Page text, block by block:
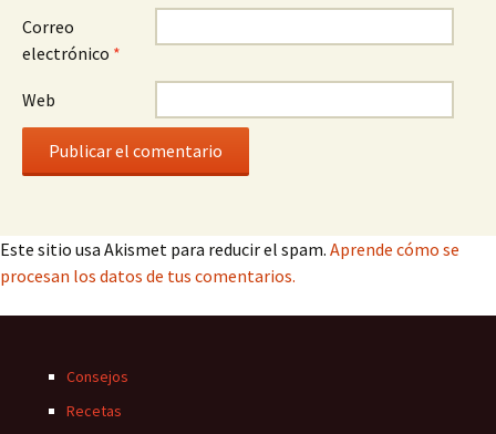
Correo
electrónico *
Web
Este sitio usa Akismet para reducir el spam. Aprende cómo se
procesan los datos de tus comentarios.
Consejos
Recetas